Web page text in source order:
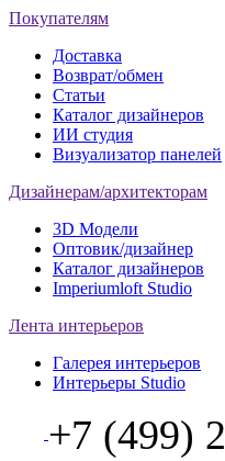
Покупателям
Доставка
Возврат/обмен
Статьи
Каталог дизайнеров
ИИ студия
Визуализатор панелей
Дизайнерам/архитекторам
3D Модели
Оптовик/дизайнер
Каталог дизайнеров
Imperiumloft Studio
Лента интерьеров
Галерея интерьеров
Интерьеры Studio
+7 (499)